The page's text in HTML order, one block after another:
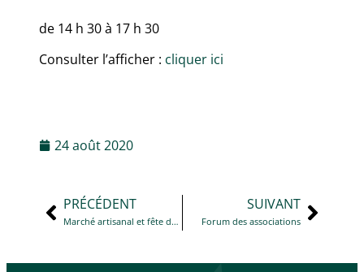
de 14 h 30 à 17 h 30
Consulter l’afficher : cliquer ici
24 août 2020
PRÉCÉDENT
Marché artisanal et fête des guides dès 9 heures autour de l’église
SUIVANT
Forum des associations